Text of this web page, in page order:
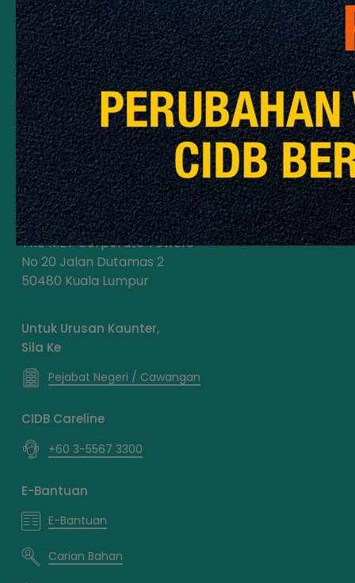
Soalan Lazim Intranet CIDB Penafian
Polisi Keselamatan Polisi Privasi Peta Laman
Maklumat Untuk Dihubungi
Tingkat 11, CIDB 520
The MET Corporate Towers
No 20 Jalan Dutamas 2
50480 Kuala Lumpur
Untuk Urusan Kaunter,
Sila Ke
Pejabat Negeri / Cawangan
CIDB Careline
+60 3-5567 3300
E-Bantuan
E-Bantuan
Carian Bahan